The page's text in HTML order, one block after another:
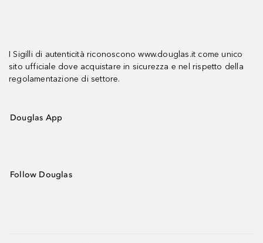
I Sigilli di autenticità riconoscono www.douglas.it come unico
sito ufficiale dove acquistare in sicurezza e nel rispetto della
regolamentazione di settore.
Douglas App
Follow Douglas